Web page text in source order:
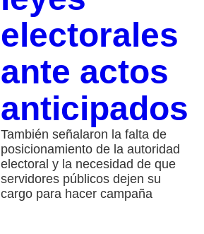
electorales
ante actos
anticipados
También señalaron la falta de
posicionamiento de la autoridad
electoral y la necesidad de que
servidores públicos dejen su
cargo para hacer campaña